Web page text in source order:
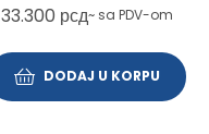
33.300 рсд~ sa PDV-om
DODAJ U KORPU